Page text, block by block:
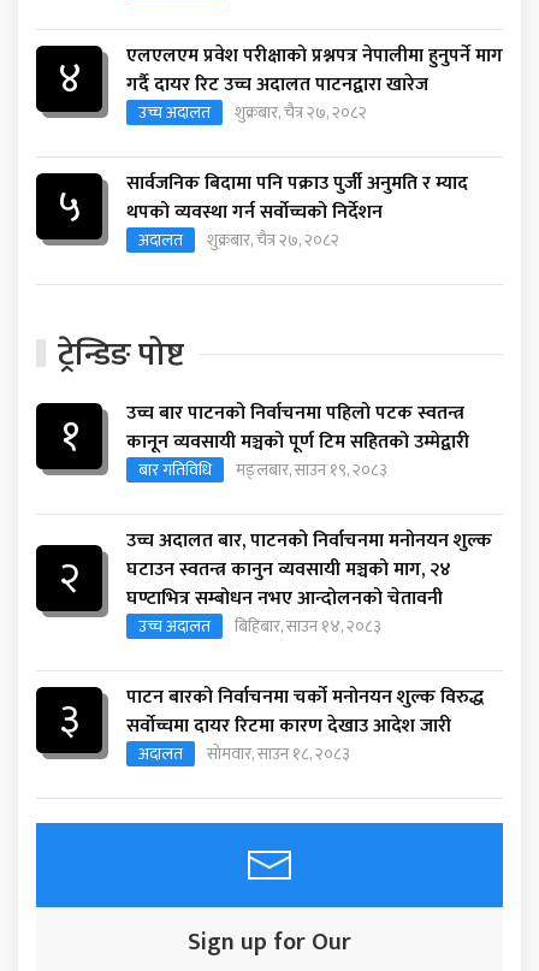
४
एलएलएम प्रवेश परीक्षाको प्रश्नपत्र नेपालीमा हुनुपर्ने माग
गर्दै दायर रिट उच्च अदालत पाटनद्वारा खारेज
उच्च अदालत शुक्रबार, चैत्र २७, २०८२
५
सार्वजनिक बिदामा पनि पक्राउ पुर्जी अनुमति र म्याद
थपको व्यवस्था गर्न सर्वोच्चको निर्देशन
अदालत शुक्रबार, चैत्र २७, २०८२
ट्रेन्डिङ पोष्ट
१
उच्च बार पाटनको निर्वाचनमा पहिलो पटक स्वतन्त्र
कानून व्यवसायी मञ्चको पूर्ण टिम सहितको उम्मेद्वारी
बार गतिविधि मङ्लबार, साउन १९, २०८३
२
उच्च अदालत बार, पाटनको निर्वाचनमा मनोनयन शुल्क
घटाउन स्वतन्त्र कानुन व्यवसायी मञ्चको माग, २४
घण्टाभित्र सम्बोधन नभए आन्दोलनको चेतावनी
उच्च अदालत बिहिबार, साउन १४, २०८३
३
पाटन बारको निर्वाचनमा चर्को मनोनयन शुल्क विरुद्ध
सर्वोच्चमा दायर रिटमा कारण देखाउ आदेश जारी
अदालत सोमवार, साउन १८, २०८३
Sign up for Our